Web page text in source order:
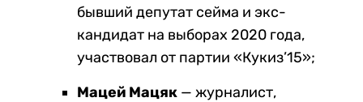
бывший депутат сейма и экс-
кандидат на выборах 2020 года,
участвовал от партии «Кукиз’15»;
Мацей Мацяк — журналист,